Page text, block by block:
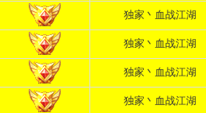
独家丶血战江湖
独家丶血战江湖
独家丶血战江湖
独家丶血战江湖